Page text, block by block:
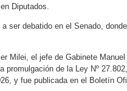
Diputados.
ser debatido en el Senado,
Milei, el jefe de Gabinete Manuel
de la Ley Nº 27.802,
y fue publicada en el Boletín